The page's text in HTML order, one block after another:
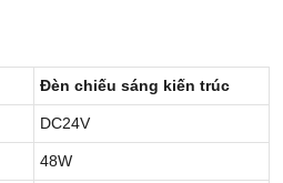
Đèn chiếu sáng kiến trúc
DC24V
48W